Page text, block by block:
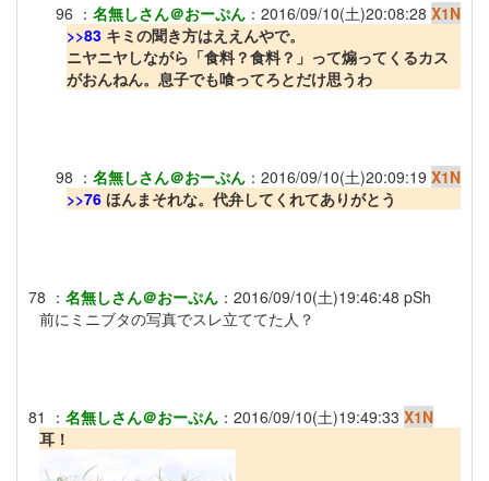
96 ： 名無しさん＠おーぷん ： 2016/09/10(土)20:08:28 X1N
>>83 キミの聞き方はええんやで。
ニヤニヤしながら「食料？食料？」って煽ってくるカス
がおんねん。息子でも喰ってろとだけ思うわ
98 ： 名無しさん＠おーぷん ： 2016/09/10(土)20:09:19 X1N
>>76 ほんまそれな。代弁してくれてありがとう
78 ： 名無しさん＠おーぷん ： 2016/09/10(土)19:46:48 pSh
前にミニブタの写真でスレ立ててた人？
81 ： 名無しさん＠おーぷん ： 2016/09/10(土)19:49:33 X1N
耳！